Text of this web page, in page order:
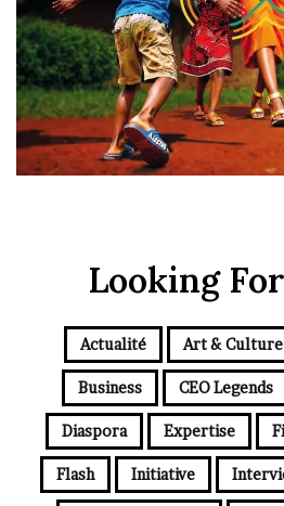
Looking
Actualité Art & Culture
Business CEO Legends
Diaspora Expertise
Flash Initiative